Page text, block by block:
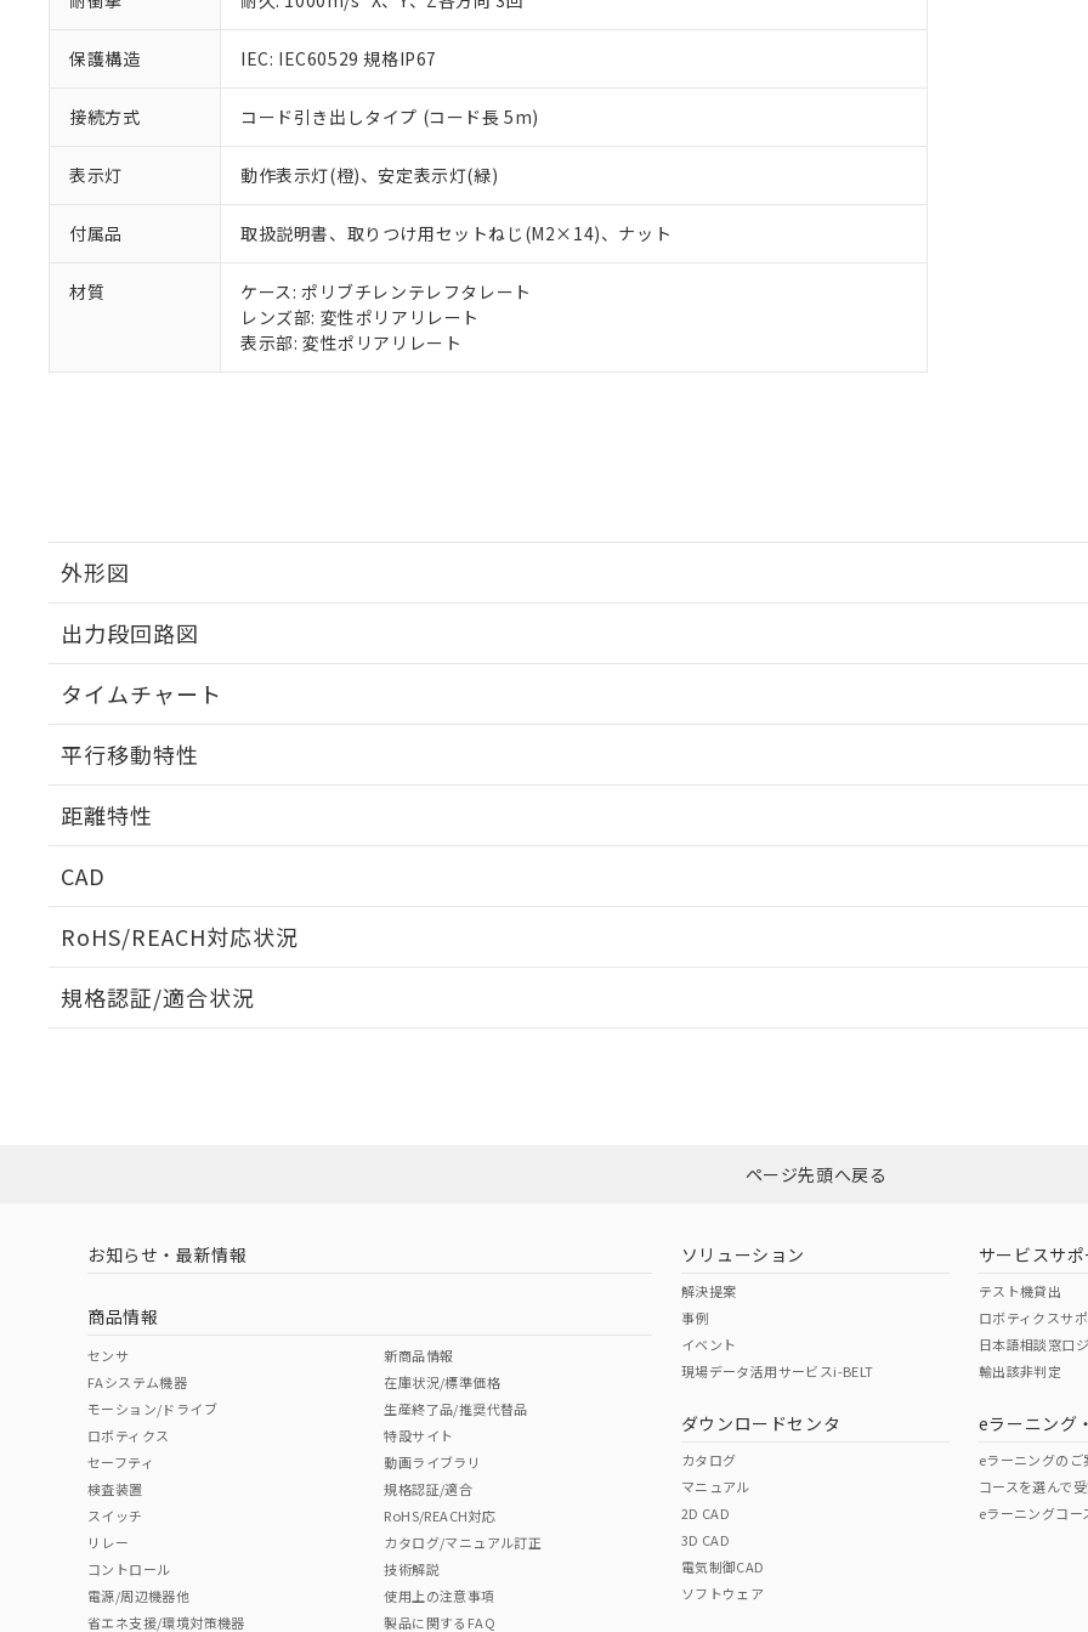
保護構造 IEC: IEC60529 規格IP67
接続方式 コード引き出しタイプ (コード長 5m)
表示灯 動作表示灯(橙)、安定表示灯(緑)
付属品 取扱説明書、取りつけ用セットねじ(M2×14)、ナット
材質
ケース: ポリブチレンテレフタレート
レンズ部: 変性ポリアリレート
表示部: 変性ポリアリレート
外形図
出力段回路図
タイムチャート
平行移動特性
距離特性
CAD
RoHS/REACH対応状況
EU RoHS 注意事項・凡例
ダウンロードはこちら
中国 RoHS 注意事項・凡例
中国 RoHS表
Pb Hg Cr(VI)
"対応済み"や非含有の記載がされた商品であっても、流通在庫等で未対応品が混在する可能性があります。
非含有品が必要な際は、弊社営業部門もしくは販売店へお問い合わせください。
規格認証/適合状況
（イギリス
（ノルウェー
（日本
（アメリカ
この製品の規格認証/適合
その他の認証はこちらのページからご
既に当社にて対応品への在庫切替を完了していることから、特段のことがない限り、
ページ先頭へ戻る
お知らせ・最新情報
商品情報
センサ
FAシステム機器
モーション/ドライブ
ロボティクス
セーフティ
検査装置
スイッチ
リレー
コントロール
電源/周辺機器他
省エネ支援/環境対策機器
新商品情報
在庫状況/標準価格
生産終了品/推奨代替品
特設サイト
動画ライブラリ
規格認証/適合
RoHS/REACH対応
カタログ/マニュアル訂正
技術解説
使用上の注意事項
製品に関するFAQ
ソリューション
解決提案
事例
イベント
現場データ活用サービスi-BELT
ダウンロードセンタ
カタログ
マニュアル
2D CAD
3D CAD
電気制御CAD
ソフトウェア
サービスサポ
テスト機貸出
ロボティクスサ
日本語相談窓口
輸出該非判定
eラーニング
eラーニングのご
コースを選んで
eラーニングコー